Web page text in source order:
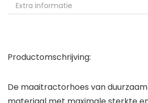
Extra informatie
Productomschrijving:
De maaitractorhoes van duurzaam